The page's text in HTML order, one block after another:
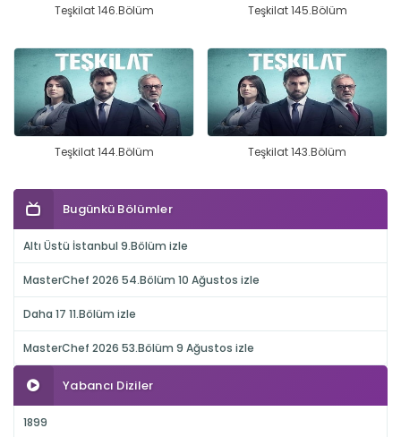
Teşkilat 146.Bölüm Teşkilat 145.Bölüm
Teşkilat 144.Bölüm Teşkilat 143.Bölüm
Bugünkü Bölümler
Altı Üstü İstanbul 9.Bölüm izle
MasterChef 2026 54.Bölüm 10 Ağustos izle
Daha 17 11.Bölüm izle
MasterChef 2026 53.Bölüm 9 Ağustos izle
Yabancı Diziler
1899